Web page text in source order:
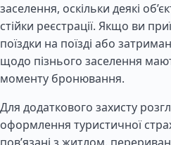
заселення, оскільки деякі
стійки реєстрації. Якщо ви
поїздки на поїзді або
щодо пізнього заселення
моменту бронювання.
Для додаткового захисту
оформлення туристичної